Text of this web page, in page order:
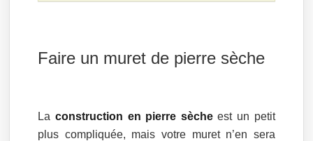
Faire un muret de pierre sèche
Laconstruction en pierre sècheest un petit
plus compliquée, mais votre muret n’en sera